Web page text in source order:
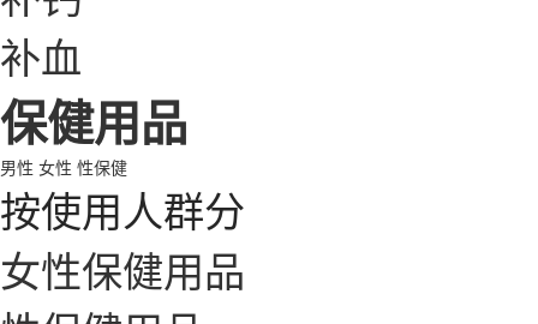
补血
保健用品
男性 女性 性保健
按使用人群分
女性保健用品